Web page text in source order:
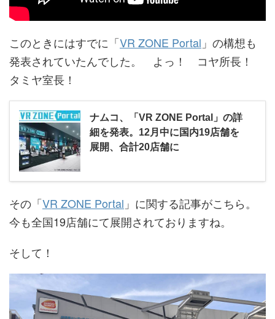
このときにはすでに「VR ZONE Portal 」の構想も
発表されていたんでした。 よっ！ コヤ所長！
タミヤ室長！
ナムコ、「VR ZONE Portal」の詳
細を発表。12月中に国内19店舗を
展開、合計20店舗に
その「VR ZONE Portal 」に関する記事がこちら。
今も全国19店舗にて展開されておりますね。
そして！